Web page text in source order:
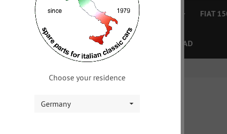
101 ALFA 105/115 FIAT TOPOLINO FIAT
OFFRES SPÉCIAL COUPON XY DOWNLOAD
Choose your residence
Germany